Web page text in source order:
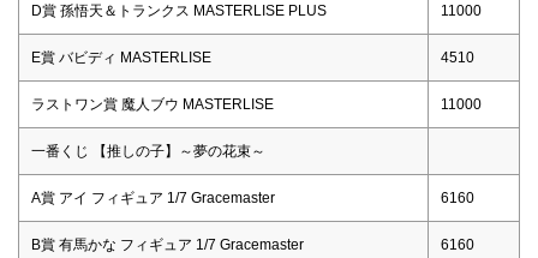
D賞 孫悟天＆トランクス MASTERLISE PLUS 11000
E賞 バビディ MASTERLISE 4510
ラストワン賞 魔人ブウ MASTERLISE 11000
一番くじ 【推しの子】～夢の花束～
A賞 アイ フィギュア 1/7 Gracemaster 6160
B賞 有馬かな フィギュア 1/7 Gracemaster 6160